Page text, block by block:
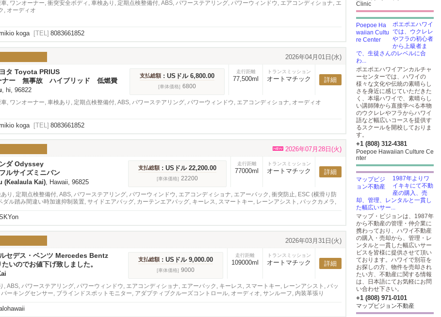
車, ワンオーナー, 衝突安全ボディ, 車検あり, 定期点検整備付, ABS, パワーステアリング, パワーウィンドウ, エアコンディショナ, エ
, オーディオ
koga [TEL] 8083661852
2026年04月01日(水)
タ Toyota PRIUS
ナー 無事故 ハイブリッド 低燃費
, hi, 96822
支払総額 : USドル 6,800.00
[車体価格] 6800
走行距離
77,500ml
トランスミッション
オートマチック 詳細
車, ワンオーナー, 車検あり, 定期点検整備付, ABS, パワーステアリング, パワーウィンドウ, エアコンディショナ, オーディオ
koga [TEL] 8083661852
2026年07月28日(火)
ダ Odyssey
ルサイズミニバン
(Kealaula Kai), Hawaii, 96825
支払総額 : USドル 22,200.00
[車体価格] 22200
走行距離
77000ml
トランスミッション
オートマチック 詳細
あり, 定期点検整備付, ABS, パワーステアリング, パワーウィンドウ, エアコンディショナ, エアーバック, 衝突防止, ESC (横滑り防
ダル踏み間違い時加速抑制装置, サイドエアバッグ, カーテンエアバッグ, キーレス, スマートキー, レーンアシスト, バックカメラ,
2026年03月31日(火)
セデス・ベンツ Mercedes Bentz
SUV ベンツ
いのでお値下げ致しました。
支払総額 : USドル 9,000.00
[車体価格] 9000
走行距離
109000ml
トランスミッション
オートマチック 詳細
, ABS, パワーステアリング, パワーウィンドウ, エアコンディショナ, エアーバック, キーレス, スマートキー, レーンアシスト, バッ
ーキングセンサー, ブラインドスポットモニター, アダプティブクルーズコントロール, オーディオ, サンルーフ, 内装革張り
Clinic
ポエポエハワイ
では、ウクレレ
やフラの初心者
から上級者ま
で、生徒さんのレベルに合
わ...
ポエポエハワイアンカルチャ
ーセンターでは、ハワイの
様々な文化や伝統の素晴らし
さを身近に感じていただきた
く、本場ハワイで、素晴らし
い講師陣から直接学べる本物
のウクレレやフラからハワイ
語など幅広いコースを提供す
るスクールを開校しておりま
す。
+1 (808) 312-4381
Poepoe Hawaiian Culture Ce
nter
1987年よりワ
イキキにて不動
産の購入、売
却、管理、レンタルと一貫し
た幅広いサー...
マップ・ビジョンは、1987年
から不動産の管理・仲介業に
携わっており、ハワイ不動産
の購入・売却から、管理・レ
ンタルと一貫した幅広いサー
ビスを皆様に提供させて頂い
ております。ハワイで別荘を
お探しの方、物件を売却され
たい方、不動産に関する情報
は、日本語にてお気軽にお問
い合わせ下さい。
+1 (808) 971-0101
マップビジョン不動産